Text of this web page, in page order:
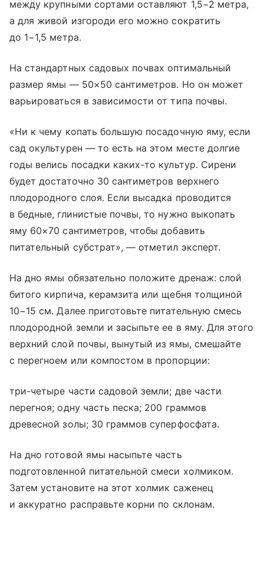
между крупными сортами оставляют 1,5−2 метра,
а для живой изгороди его можно сократить
до 1−1,5 метра.
На стандартных садовых почвах оптимальный
размер ямы — 50×50 сантиметров. Но он может
варьироваться в зависимости от типа почвы.
«Ни к чему копать большую посадочную яму, если
сад окультурен — то есть на этом месте долгие
годы велись посадки каких-то культур. Сирени
будет достаточно 30 сантиметров верхнего
плодородного слоя. Если высадка проводится
в бедные, глинистые почвы, то нужно выкопать
яму 60×70 сантиметров, чтобы добавить
питательный субстрат», — отметил эксперт.
На дно ямы обязательно положите дренаж: слой
битого кирпича, керамзита или щебня толщиной
10−15 см. Далее приготовьте питательную смесь
плодородной земли и засыпьте ее в яму. Для этого
верхний слой почвы, вынутый из ямы, смешайте
с перегноем или компостом в пропорции:
три-четыре части садовой земли; две части
перегноя; одну часть песка; 200 граммов
древесной золы; 30 граммов суперфосфата.
На дно готовой ямы насыпьте часть
подготовленной питательной смеси холмиком.
Затем установите на этот холмик саженец
и аккуратно расправьте корни по склонам.